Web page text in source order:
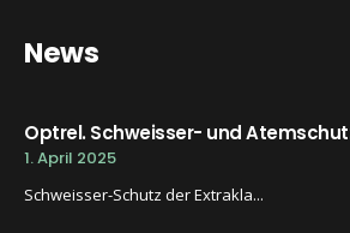
News
Optrel. Schweisser- und
1. April 2025
Schweisser-Schutz der Extrakla...